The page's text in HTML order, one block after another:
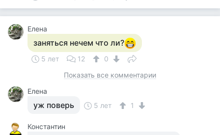
Елена
заняться нечем что ли?
5 лет 12
0
Показать все комментарии
Елена
уж поверь 5 лет 1
Константин